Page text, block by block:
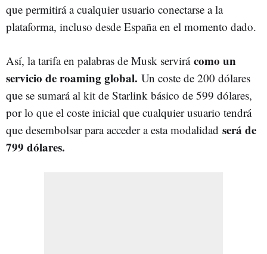
que permitirá a cualquier usuario conectarse a la
plataforma, incluso desde España en el momento dado.
Así, la tarifa en palabras de Musk servirá como un
servicio de roaming global. Un coste de 200 dólares
que se sumará al kit de Starlink básico de 599 dólares,
por lo que el coste inicial que cualquier usuario tendrá
que desembolsar para acceder a esta modalidad será de
799 dólares.